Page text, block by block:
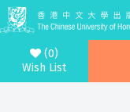
(0)
Wish List